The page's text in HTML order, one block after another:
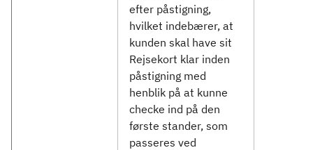
efter påstigning,
hvilket indebærer, at
kunden skal have sit
Rejsekort klar inden
påstigning med
henblik på at kunne
checke ind på den
første stander, som
passeres ved